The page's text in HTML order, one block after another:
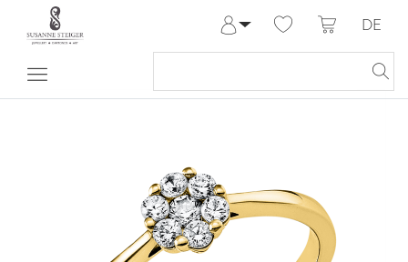
Anmelden
Meine Bestellungen
DE